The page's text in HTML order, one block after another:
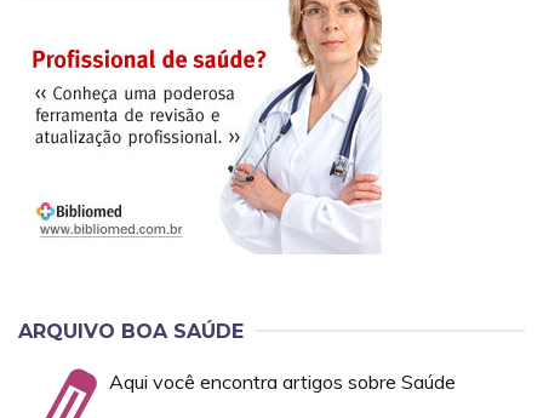
ARQUIVO BOA SAÚDE
Aqui você encontra artigos sobre Saúde